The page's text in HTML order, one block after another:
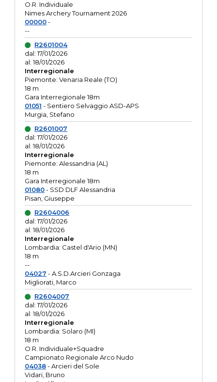
O.R. Individuale
Nimes Archery Tournament 2026
00000-
--
R2601004
dal: 17/01/2026
al: 18/01/2026
Interregionale
Piemonte: Venaria Reale (TO)
18 m
Gara Interregionale 18m
01051 - Sentiero Selvaggio ASD-APS
Murgia, Stefano
R2601007
dal: 17/01/2026
al: 18/01/2026
Interregionale
Piemonte: Alessandria (AL)
18 m
Gara Interregionale 18m
01080- SSD DLF Alessandria
Pisan, Giuseppe
R2604006
dal: 17/01/2026
al: 18/01/2026
Interregionale
Lombardia: Castel d'Ario (MN)
18 m
--
04027 - A.S.D.Arcieri Gonzaga
Migliorati, Marco
R2604007
dal: 17/01/2026
al: 18/01/2026
Interregionale
Lombardia: Solaro (MI)
18 m
O.R. Individuale+Squadre
Campionato Regionale Arco Nudo
04038- Arcieri del Sole
Vidari, Bruno